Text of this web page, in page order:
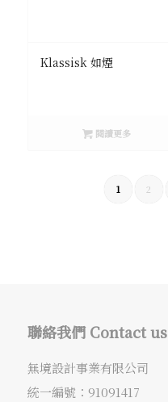
Klassisk 如煙
閱讀更多
1 2
聯絡我們 Contact us
無境設計事業有限公司
統一編號：91091417